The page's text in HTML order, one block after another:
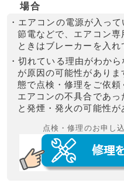
場合
・エアコンの電源が入っ
節電などで、エアコン
ときはブレーカーを入れ
・切れている理由がわか
が原因の可能性があり
態で点検・修理をご依頼
エアコンの不具合であ
と発煙・発火の可能性が
点検・修理のお申し